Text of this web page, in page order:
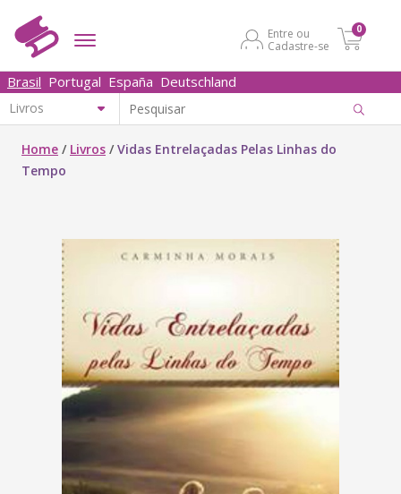
Entre ou
Cadastre-se
0
Brasil Portugal España Deutschland
Home / Livros /Vidas Entrelaçadas Pelas Linhas do
Tempo